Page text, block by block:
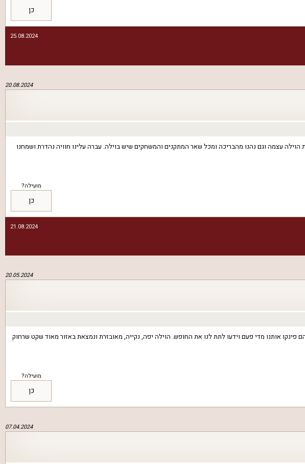
כן
25.08.2024
20.08.2024
עצמה וגם נהנו מהבריכה ומכל שאר המתקנים והמשחקים שיש בוילה. עברה עלינו חוויה נהדרת ושמחנו
מועילה?
כן
21.08.2024
20.05.2024
אותנו מדי פעם וידעו לתת לנו את החופש. הוילה יפה, נקייה, מאובזרת ונמצאת באזור מאוד שקט שרחוק
מועילה?
כן
07.04.2024